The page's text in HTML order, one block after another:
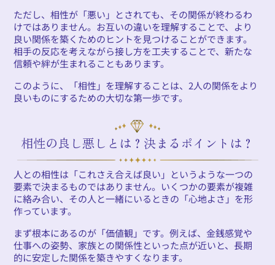
ただし、相性が「悪い」とされても、その関係が終わるわ
けではありません。お互いの違いを理解することで、より
良い関係を築くためのヒントを見つけることができます。
相手の反応を考えながら接し方を工夫することで、新たな
信頼や絆が生まれることもあります。
このように、「相性」を理解することは、2人の関係をより
良いものにするための大切な第一歩です。
相性の良し悪しとは？決まるポイントは？
人との相性は「これさえ合えば良い」というような一つの
要素で決まるものではありません。いくつかの要素が複雑
に絡み合い、その人と一緒にいるときの「心地よさ」を形
作っています。
まず根本にあるのが「価値観」です。例えば、金銭感覚や
仕事への姿勢、家族との関係性といった点が近いと、長期
的に安定した関係を築きやすくなります。